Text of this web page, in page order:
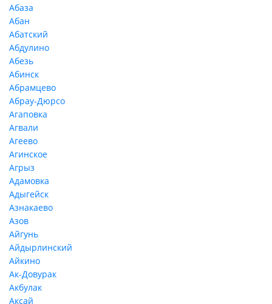
Абаза
Абан
Абатский
Абдулино
Абезь
Абинск
Абрамцево
Абрау-Дюрсо
Агаповка
Агвали
Агеево
Агинское
Агрыз
Адамовка
Адыгейск
Азнакаево
Азов
Айгунь
Айдырлинский
Айкино
Ак-Довурак
Акбулак
Аксай